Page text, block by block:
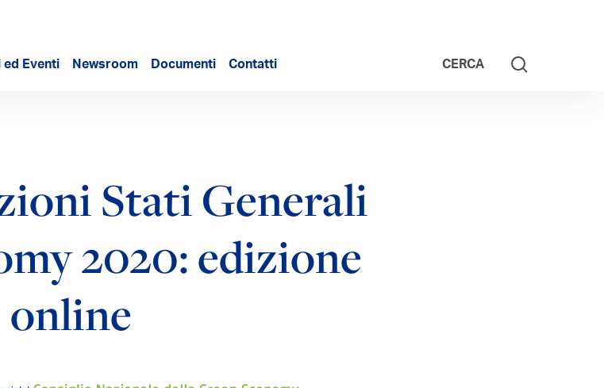
Eventi Newsroom Documenti Contatti CERCA
Stati Generali
2020: edizione
online